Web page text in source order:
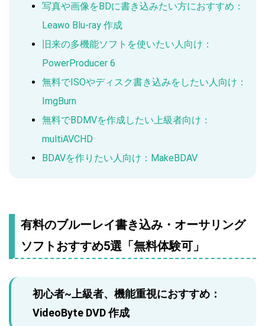
写真や画像をBDに書き込みたい方におすすめ：
Leawo Blu-ray 作成
旧来の多機能ソフトを使いたい人向け：
PowerProducer 6
無料でISOやディスク書き込みをしたい人向け：
ImgBurn
無料でBDMVを作成したい上級者向け：
multiAVCHD
BDAVを作りたい人向け：MakeBDAV
有料のブルーレイ書き込み・オーサリング
ソフトおすすめ5選「無料体験可」
初心者~上級者、機能重視におすすめ：
VideoByte DVD 作成